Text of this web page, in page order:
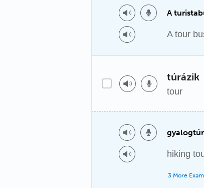
A
A tour
túrázik
tour
hiking
3 More